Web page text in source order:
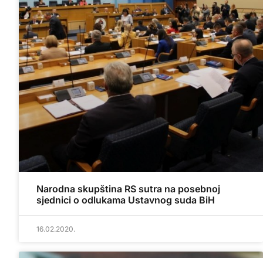
Narodna skupština RS sutra na posebnoj
sjednici o odlukama Ustavnog suda BiH
16.02.2020.